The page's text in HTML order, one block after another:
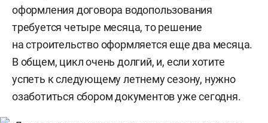
оформления договора водопользования
требуется четыре месяца, то решение
на строительство оформляется еще два месяца.
В общем, цикл очень долгий, и, если хотите
успеть к следующему летнему сезону, нужно
озаботиться сбором документов уже сегодня.